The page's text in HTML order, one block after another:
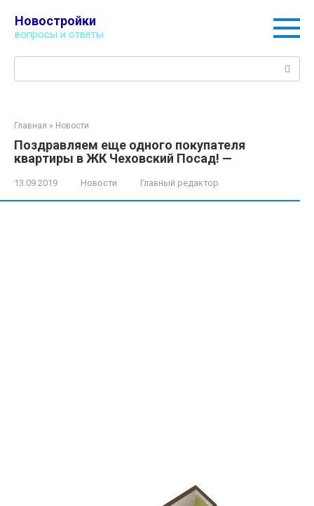
контенту
Новостройки
вопросы и ответы
Главная » Новости
Поздравляем еще одного покупателя
квартиры в ЖК Чеховский Посад! —
13.09.2019 Новости Главный редактор